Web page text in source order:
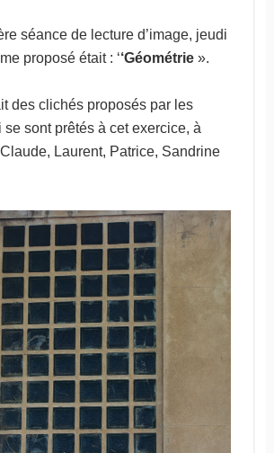
séance de lecture d’image, jeudi
proposé était : ‘‘Géométrie».
des clichés proposés par les
sont prêtés à cet exercice, à
Laurent, Patrice, Sandrine